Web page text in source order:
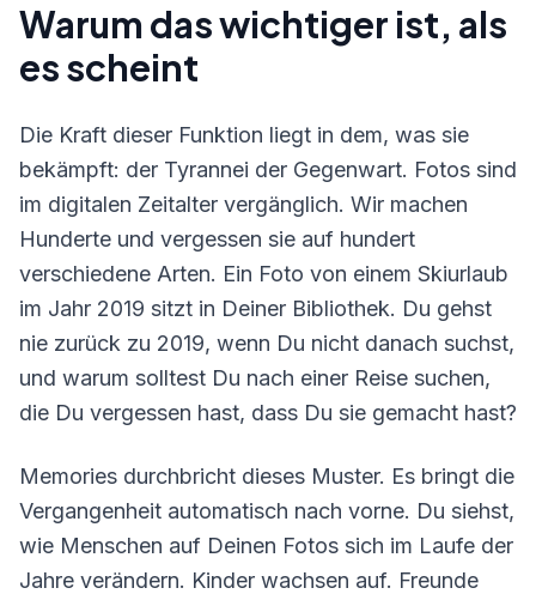
Warum das wichtiger ist, als
es scheint
Die Kraft dieser Funktion liegt in dem, was sie
bekämpft: der Tyrannei der Gegenwart. Fotos sind
im digitalen Zeitalter vergänglich. Wir machen
Hunderte und vergessen sie auf hundert
verschiedene Arten. Ein Foto von einem Skiurlaub
im Jahr 2019 sitzt in Deiner Bibliothek. Du gehst
nie zurück zu 2019, wenn Du nicht danach suchst,
und warum solltest Du nach einer Reise suchen,
die Du vergessen hast, dass Du sie gemacht hast?
Memories durchbricht dieses Muster. Es bringt die
Vergangenheit automatisch nach vorne. Du siehst,
wie Menschen auf Deinen Fotos sich im Laufe der
Jahre verändern. Kinder wachsen auf. Freunde